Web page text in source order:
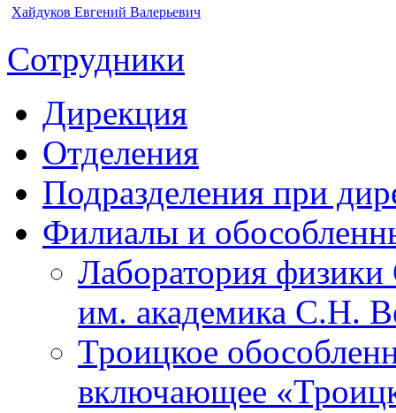
Хайдуков Евгений Валерьевич
Сотрудники
Дирекция
Отделения
Подразделения при
Филиалы и
Лаборатория
им. академика С.Н.
Троицкое
включающее